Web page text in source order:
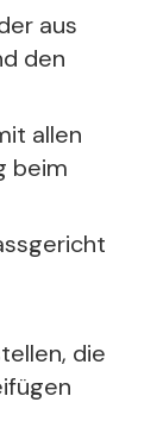
aus
den
allen
beim
die